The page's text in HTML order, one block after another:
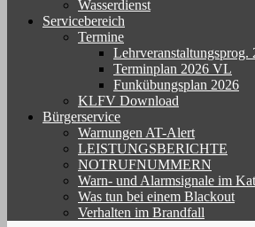
Wasserdienst
Servicebereich
Termine
Lehrveranstaltungsprog.
Terminplan 2026 VL
Funkübungsplan 2026
KLFV Download
Bürgerservice
Warnungen AT-Alert
LEISTUNGSBERICHTE
NOTRUFNUMMERN
Warn- und Alarmsignale im
Was tun bei einem Blackout
Verhalten im Brandfall